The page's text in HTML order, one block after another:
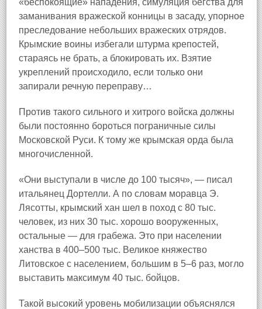
«беспокоящие» нападения, симуляция бегства для
заманивания вражеской конницы в засаду, упорное
преследование небольших вражеских отрядов.
Крымские воины избегали штурма крепостей,
стараясь не брать, а блокировать их. Взятие
укреплений происходило, если только они
запирали речную переправу…
Против такого сильного и хитрого войска должны
были постоянно бороться пограничные силы
Московской Руси. К тому же крымская орда была
многочисленной.
«Они выступали в числе до 100 тысяч», — писал
итальянец Дортелли. А по словам моравца Э.
Лясотты, крымский хан шел в поход с 80 тыс.
человек, из них 30 тыс. хорошо вооруженных,
остальные — для грабежа. Это при населении
ханства в 400–500 тыс. Великое княжество
Литовское с населением, большим в 5–6 раз, могло
выставить максимум 40 тыс. бойцов.
Такой высокий уровень мобилизации объяснялся